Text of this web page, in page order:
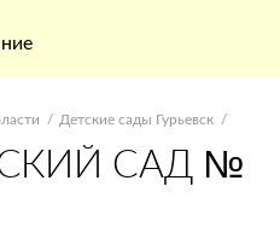
Детские сады Гурьевск
САД №